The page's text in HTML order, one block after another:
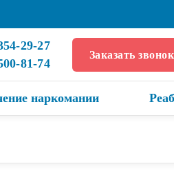
29-27
81-74
Заказать звонок
наркомании